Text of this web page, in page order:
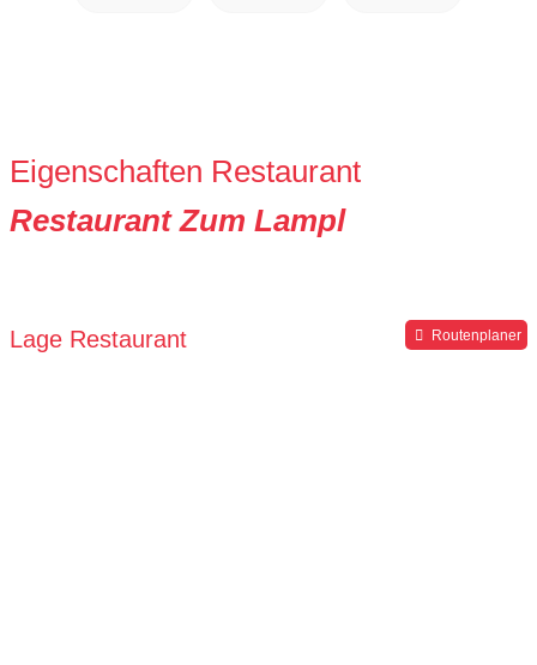
Eigenschaften Restaurant
Restaurant Zum Lampl
Lage Restaurant Routenplaner